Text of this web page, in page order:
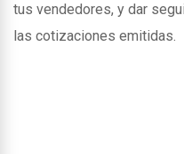
tus vendedores, y dar
las cotizaciones emitidas.